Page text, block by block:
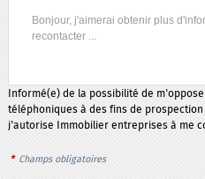
Informé(e) de la possibilité de
téléphoniques à des fins de prospection
j'autorise Immobilier entreprises à me
* Champs obligatoires